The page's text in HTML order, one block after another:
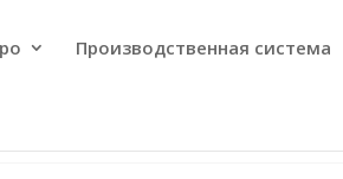
Производственная система